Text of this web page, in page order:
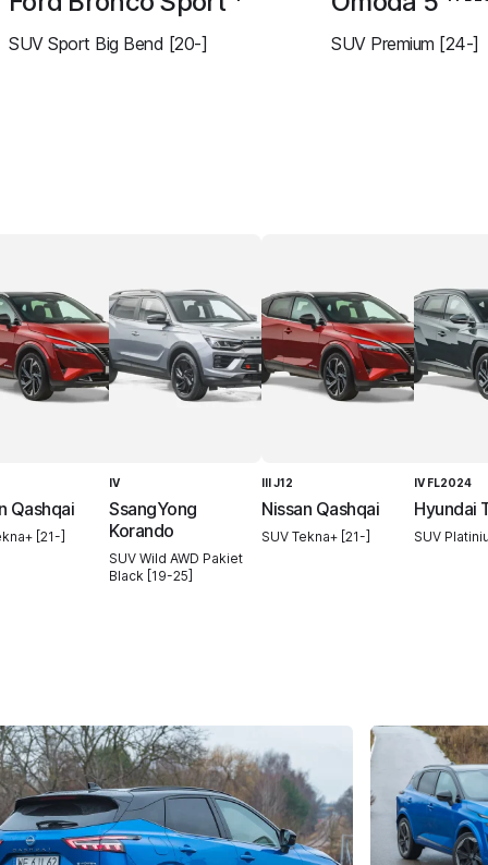
SUV Sport Big Bend [20-] SUV Premium [24-]
Qashqai
[21-]
IV
SsangYong
Korando
SUV Wild AWD Pakiet
Black [19-25]
III J12
Nissan Qashqai
SUV Tekna+ [21-]
IV FL2024
Hyundai
SUV